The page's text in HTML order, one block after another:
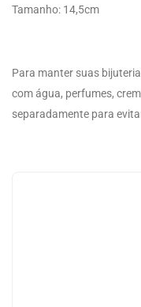
Tamanho: 14,5cm
Para manter suas
com água, perfumes,
separadamente para